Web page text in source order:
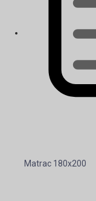
Matrac 180x200